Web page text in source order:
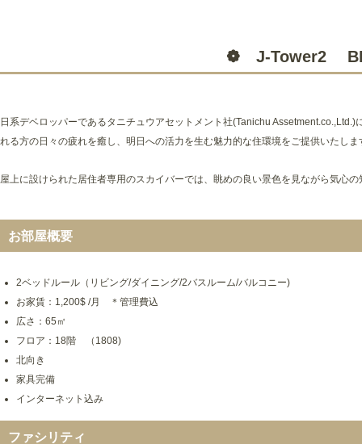
❁ J-Tower2
日系デベロッパーであるタニチュウアセットメント社(Tanichu
れる方の日々の疲れを癒し、明日への活力を生む魅力的な住環境をご提供いたしま
屋上に設けられた居住者専用のスカイバーでは、眺めの良い景色を見ながら気心
お部屋概要
2ベッドルール（リビング/ダイニング/2バスルーム/バルコニー)
お家賃：1,200$ /月 ＊管理費込
広さ：65㎡
フロア：18階 （1808)
北向き
家具完備
インターネット込み
ファシリティ